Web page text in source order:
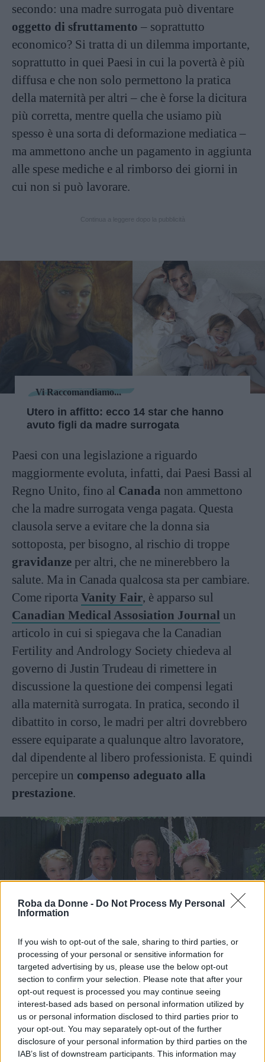
Roba da Donne - Do Not Process My Personal
Information
If you wish to opt-out of the sale, sharing to third parties, or
processing of your personal or sensitive information for
targeted advertising by us, please use the below opt-out
section to confirm your selection. Please note that after your
opt-out request is processed you may continue seeing
interest-based ads based on personal information utilized by
us or personal information disclosed to third parties prior to
your opt-out. You may separately opt-out of the further
disclosure of your personal information by third parties on the
IAB’s list of downstream participants. This information may
secondo: una madre surrogata può diventare
oggetto di sfruttamento – soprattutto
economico? Si tratta di un dilemma importante,
soprattutto in quei Paesi in cui la povertà è più
diffusa e che non solo permettono la pratica
della maternità per altri – che è forse la dicitura
più corretta, mentre quella che usiamo più
spesso è una sorta di deformazione mediatica –
ma ammettono anche un pagamento in aggiunta
alle spese mediche e al rimborso dei giorni in
cui non si può lavorare.
Vi Raccomandiamo...
Utero in affitto: ecco 14 star che hanno
avuto figli da madre surrogata
Paesi con una legislazione a riguardo
maggiormente evoluta, infatti, dai Paesi Bassi al
Regno Unito, fino al Canada non ammettono
che la madre surrogata venga pagata. Questa
clausola serve a evitare che la donna sia
sottoposta, per bisogno, al rischio di troppe
gravidanze per altri, che ne minerebbero la
salute. Ma in Canada qualcosa sta per cambiare.
Come riporta Vanity Fair, è apparso sul
Canadian Medical Assosiation Journal un
articolo in cui si spiegava che la Canadian
Fertility and Andrology Society chiedeva al
governo di Justin Trudeau di rimettere in
discussione la questione dei compensi legati
alla maternità surrogata. In pratica, secondo il
dibattito in corso, le madri per altri dovrebbero
essere equiparate a qualunque altro lavoratore,
dal dipendente al libero professionista. E quindi
percepire un compenso adeguato alla
prestazione.
Vi Raccomandiamo...
9 modi in cui le coppie omosessuali
possono diventare genitori
Continua a leggere dopo la pubblicità